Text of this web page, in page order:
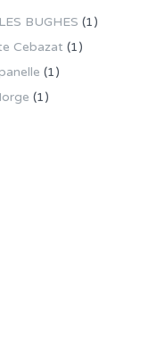
BUGHES (1)
Cebazat (1)
(1)
(1)